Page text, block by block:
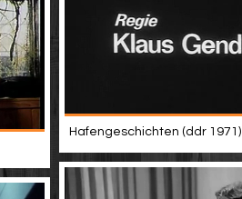
Hafengeschichten (ddr 1971)